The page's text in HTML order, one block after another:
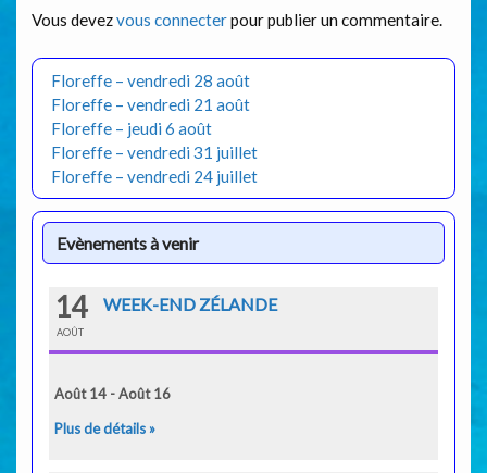
Vous devezvous connecterpour publier un commentaire.
Floreffe – vendredi 28 août
Floreffe – vendredi 21 août
Floreffe – jeudi 6 août
Floreffe – vendredi 31 juillet
Floreffe – vendredi 24 juillet
Evènements à venir
14
AOÛT
WEEK-END ZÉLANDE
Août 14 - Août 16
Plus de détails »